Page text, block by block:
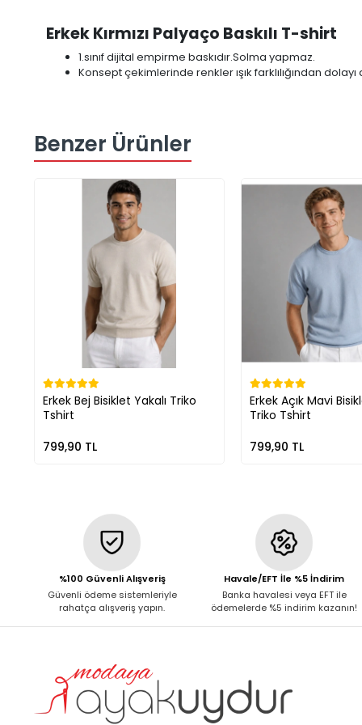
Erkek Kırmızı Palyaço Baskılı T-shirt
1.sınıf dijital empirme baskıdır.Solma yapmaz.
Konsept çekimlerinde renkler ışık farklılığından
Benzer Ürünler
Erkek Bej Bisiklet Yakalı Triko
Tshirt
799,90 TL
Erkek Açık Mavi
Triko Tshirt
799,90 TL
%100 Güvenli Alışveriş
Güvenli ödeme sistemleriyle
rahatça alışveriş yapın.
Havale/EFT İle %5 İndirim
Banka havalesi veya EFT ile
ödemelerde %5 indirim kazanın!